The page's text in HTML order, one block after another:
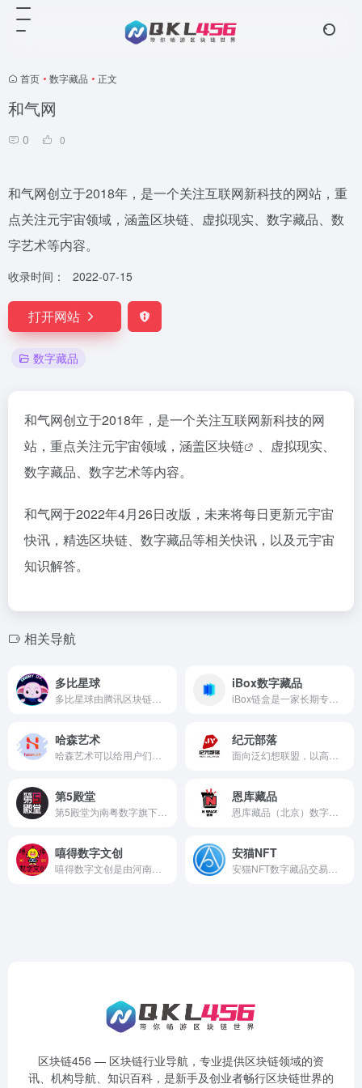
首页 • 数字藏品 • 正文
和气网
0 0
和气网创立于2018年，是一个关注互联网新科技的网站，重
点关注元宇宙领域，涵盖区块链、虚拟现实、数字藏品、数
字艺术等内容。
收录时间： 2022-07-15
打开网站
数字藏品
和气网创立于2018年，是一个关注互联网新科技的网
站，重点关注元宇宙领域，涵盖区块链
、虚拟现实、
数字藏品、数字艺术等内容。
和气网于2022年4月26日改版，未来将每日更新元宇宙
快讯，精选区块链、数字藏品等相关快讯，以及元宇宙
知识解答。
相关导航
多比星球 iBox数字藏品
哈森艺术 纪元部落
第5殿堂 恩库藏品
嘻得数字文创 安猫NFT
区块链456 — 区块链行业导航，专业提供区块链领域的资
讯、机构导航、知识百科，是新手及创业者畅行区块链世界的